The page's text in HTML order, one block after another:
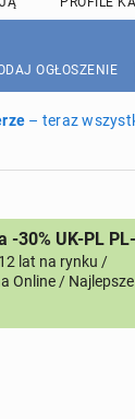
OGŁOSZENIE
– teraz
-30% UK-PL
lat na rynku /
Online / Najlepsze